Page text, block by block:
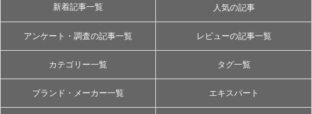
新着記事一覧 人気の記事
アンケート・調査の記事一覧 レビューの記事一覧
カテゴリー一覧 タグ一覧
ブランド・メーカー一覧 エキスパート